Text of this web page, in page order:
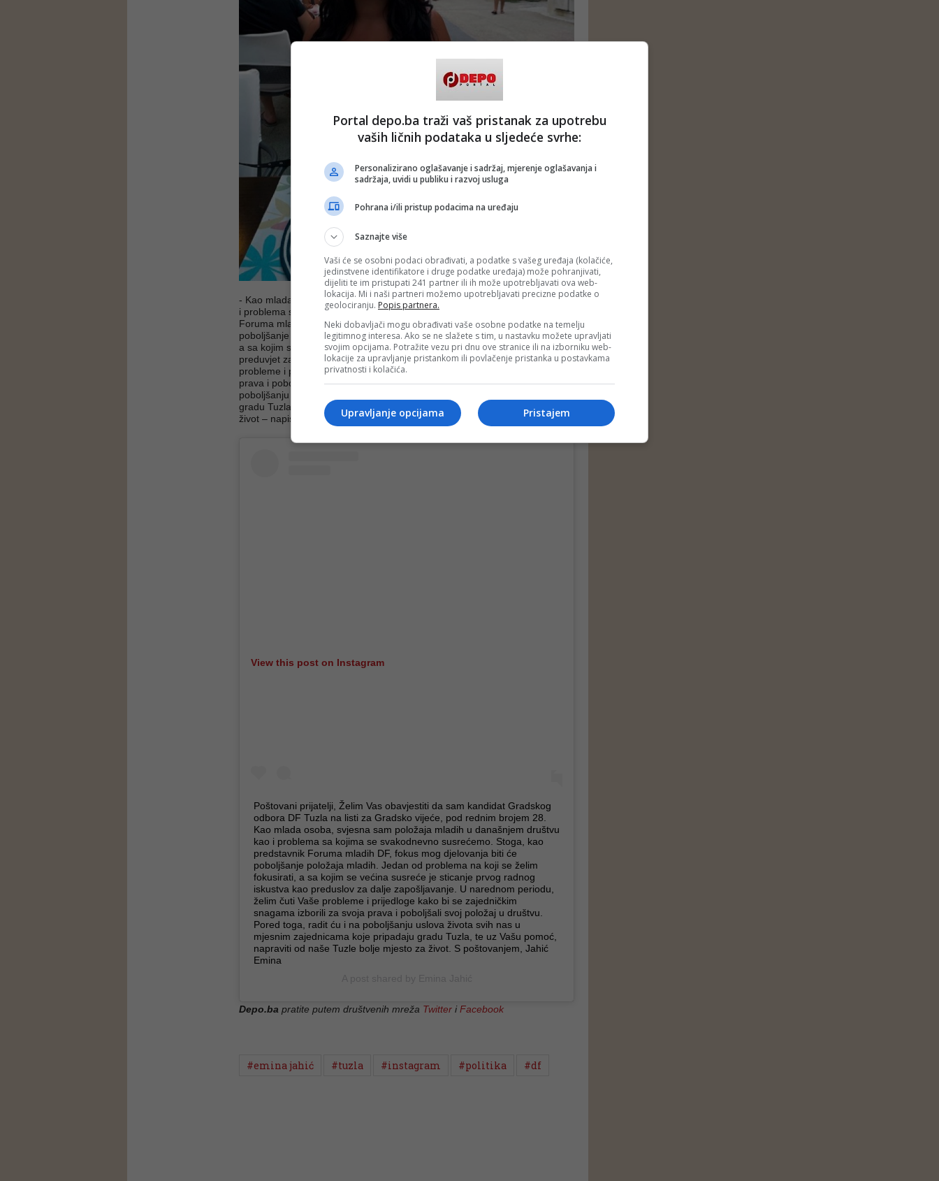
- Kao mlada osoba, svjesna sam položaja mladih u današnjem društvu kao
i problema sa kojima se svakodnevno susrećemo. Stoga, kao predstavnik
Foruma mladih Demokratske fronte, fokus mog djelovanja biti će
poboljšanje položaja mladih. Jedan od problema na koji se želim fokusirati,
a sa kojim se većina susreće, jeste stjecanje prvog radnog iskustva kao
preduvjet za dalje zapošljavanje. U narednom periodu, želim čuti Vaše
probleme i prijedloge kako bismo se zajedničkim snagama izborili za svoja
prava i poboljšali svoj položaj u društvu. Pored toga, radit ću i na
poboljšanju uvjeta života svih nas u mjesnim zajednicama koje pripadaju
gradu Tuzla, te uz Vašu pomoć, napraviti od naše Tuzle bolje mjesto za
život – napisala je Jahić.
View this post on Instagram
Poštovani prijatelji, Želim Vas obavjestiti da sam kandidat Gradskog
odbora DF Tuzla na listi za Gradsko vijeće, pod rednim brojem 28.
Kao mlada osoba, svjesna sam položaja mladih u današnjem društvu
kao i problema sa kojima se svakodnevno susrećemo. Stoga, kao
predstavnik Foruma mladih DF, fokus mog djelovanja biti će
poboljšanje položaja mladih. Jedan od problema na koji se želim
fokusirati, a sa kojim se većina susreće je sticanje prvog radnog
iskustva kao preduslov za dalje zapošljavanje. U narednom periodu,
želim čuti Vaše probleme i prijedloge kako bi se zajedničkim
snagama izborili za svoja prava i poboljšali svoj položaj u društvu.
Pored toga, radit ću i na poboljšanju uslova života svih nas u
mjesnim zajednicama koje pripadaju gradu Tuzla, te uz Vašu pomoć,
napraviti od naše Tuzle bolje mjesto za život. S poštovanjem, Jahić
Emina
Depo.ba pratite putem društvenih mreža Twitter iFacebook
#emina jahić #tuzla #instagram #politika #df
Portal depo.ba traži vaš pristanak za upotrebu
vaših ličnih podataka u sljedeće svrhe:
Personalizirano oglašavanje i sadržaj, mjerenje oglašavanja i
sadržaja, uvidi u publiku i razvoj usluga
Pohrana i/ili pristup podacima na uređaju
Saznajte više
Vaši će se osobni podaci obrađivati, a podatke s vašeg uređaja (kolačiće,
jedinstvene identifikatore i druge podatke uređaja) može pohranjivati,
dijeliti te im pristupati 241 partner ili ih može upotrebljavati ova web-
lokacija. Mi i naši partneri možemo upotrebljavati precizne podatke o
geolociranju. Popis partnera.
Neki dobavljači mogu obrađivati vaše osobne podatke na temelju
legitimnog interesa. Ako se ne slažete s tim, u nastavku možete upravljati
svojim opcijama. Potražite vezu pri dnu ove stranice ili na izborniku web-
lokacije za upravljanje pristankom ili povlačenje pristanka u postavkama
privatnosti i kolačića.
Pristajem
Upravljanje opcijama